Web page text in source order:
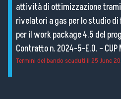
attività di ottimizzazione
rivelatori a gas per lo studio
per il work package 4.5 del
Contratto n. 2024-5-E.0. –
Termini del bando scaduti il 25 June